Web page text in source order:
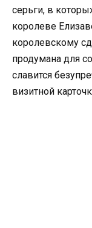
серьги, в
королеве
королевскому
продумана для
славится
визитной